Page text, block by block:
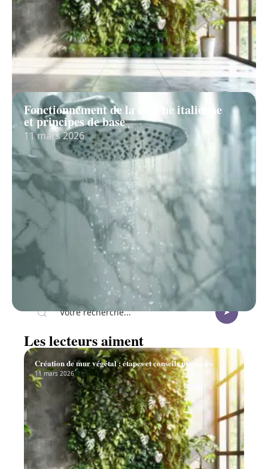
Fonctionnement de la douche italienne
et principes de base
11 mars 2026
Recherche
Les lecteurs aiment
Création de mur végétal : étapes et conseils pratiques
11 mars 2026